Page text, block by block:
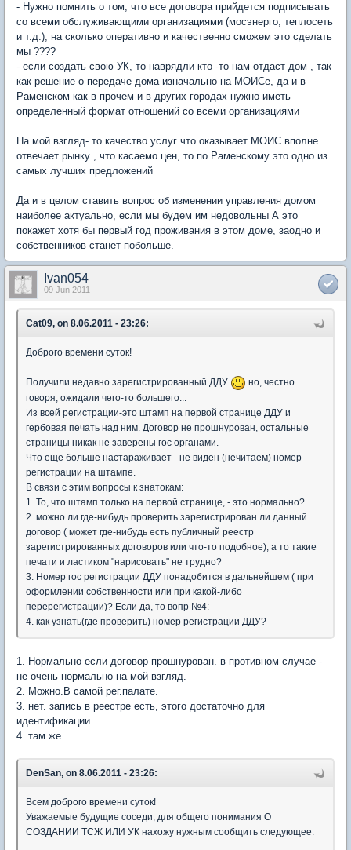
- Нужно помнить о том, что все договора прийдется подписывать
со всеми обслуживающими организациями (мосэнерго, теплосеть
и т.д.), на сколько оперативно и качественно сможем это сделать
мы ????
- если создать свою УК, то наврядли кто -то нам отдаст дом , так
как решение о передаче дома изначально на МОИСе, да и в
Раменском как в прочем и в других городах нужно иметь
определенный формат отношений со всеми организациями
На мой взгляд- то качество услуг что оказывает МОИС вполне
отвечает рынку , что касаемо цен, то по Раменскому это одно из
самых лучших предложений
Да и в целом ставить вопрос об изменении управления домом
наиболее актуально, если мы будем им недовольны А это
покажет хотя бы первый год проживания в этом доме, заодно и
собственников станет побольше.
Ivan054
09 Jun 2011
Cat09, on 8.06.2011 - 23:26:
Доброго времени суток!
Получили недавно зарегистрированный ДДУ
но, честно
говоря, ожидали чего-то большего...
Из всей регистрации-это штамп на первой странице ДДУ и
гербовая печать над ним. Договор не прошнурован, остальные
страницы никак не заверены гос органами.
Что еще больше настараживает - не виден (нечитаем) номер
регистрации на штампе.
В связи с этим вопросы к знатокам:
1. То, что штамп только на первой странице, - это нормально?
2. можно ли где-нибудь проверить зарегистрирован ли данный
договор ( может где-нибудь есть публичный реестр
зарегистрированных договоров или что-то подобное), а то такие
печати и ластиком "нарисовать" не трудно?
3. Номер гос регистрации ДДУ понадобится в дальнейшем ( при
оформлении собственности или при какой-либо
перерегистрации)? Если да, то вопр №4:
4. как узнать(где проверить) номер регистрации ДДУ?
1. Нормально если договор прошнурован. в противном случае -
не очень нормально на мой взгляд.
2. Можно.В самой рег.палате.
3. нет. запись в реестре есть, этого достаточно для
идентификации.
4. там же.
DenSan, on 8.06.2011 - 23:26:
Всем доброго времени суток!
Уважаемые будущие соседи, для общего понимания О
СОЗДАНИИ ТСЖ ИЛИ УК нахожу нужным сообщить следующее: